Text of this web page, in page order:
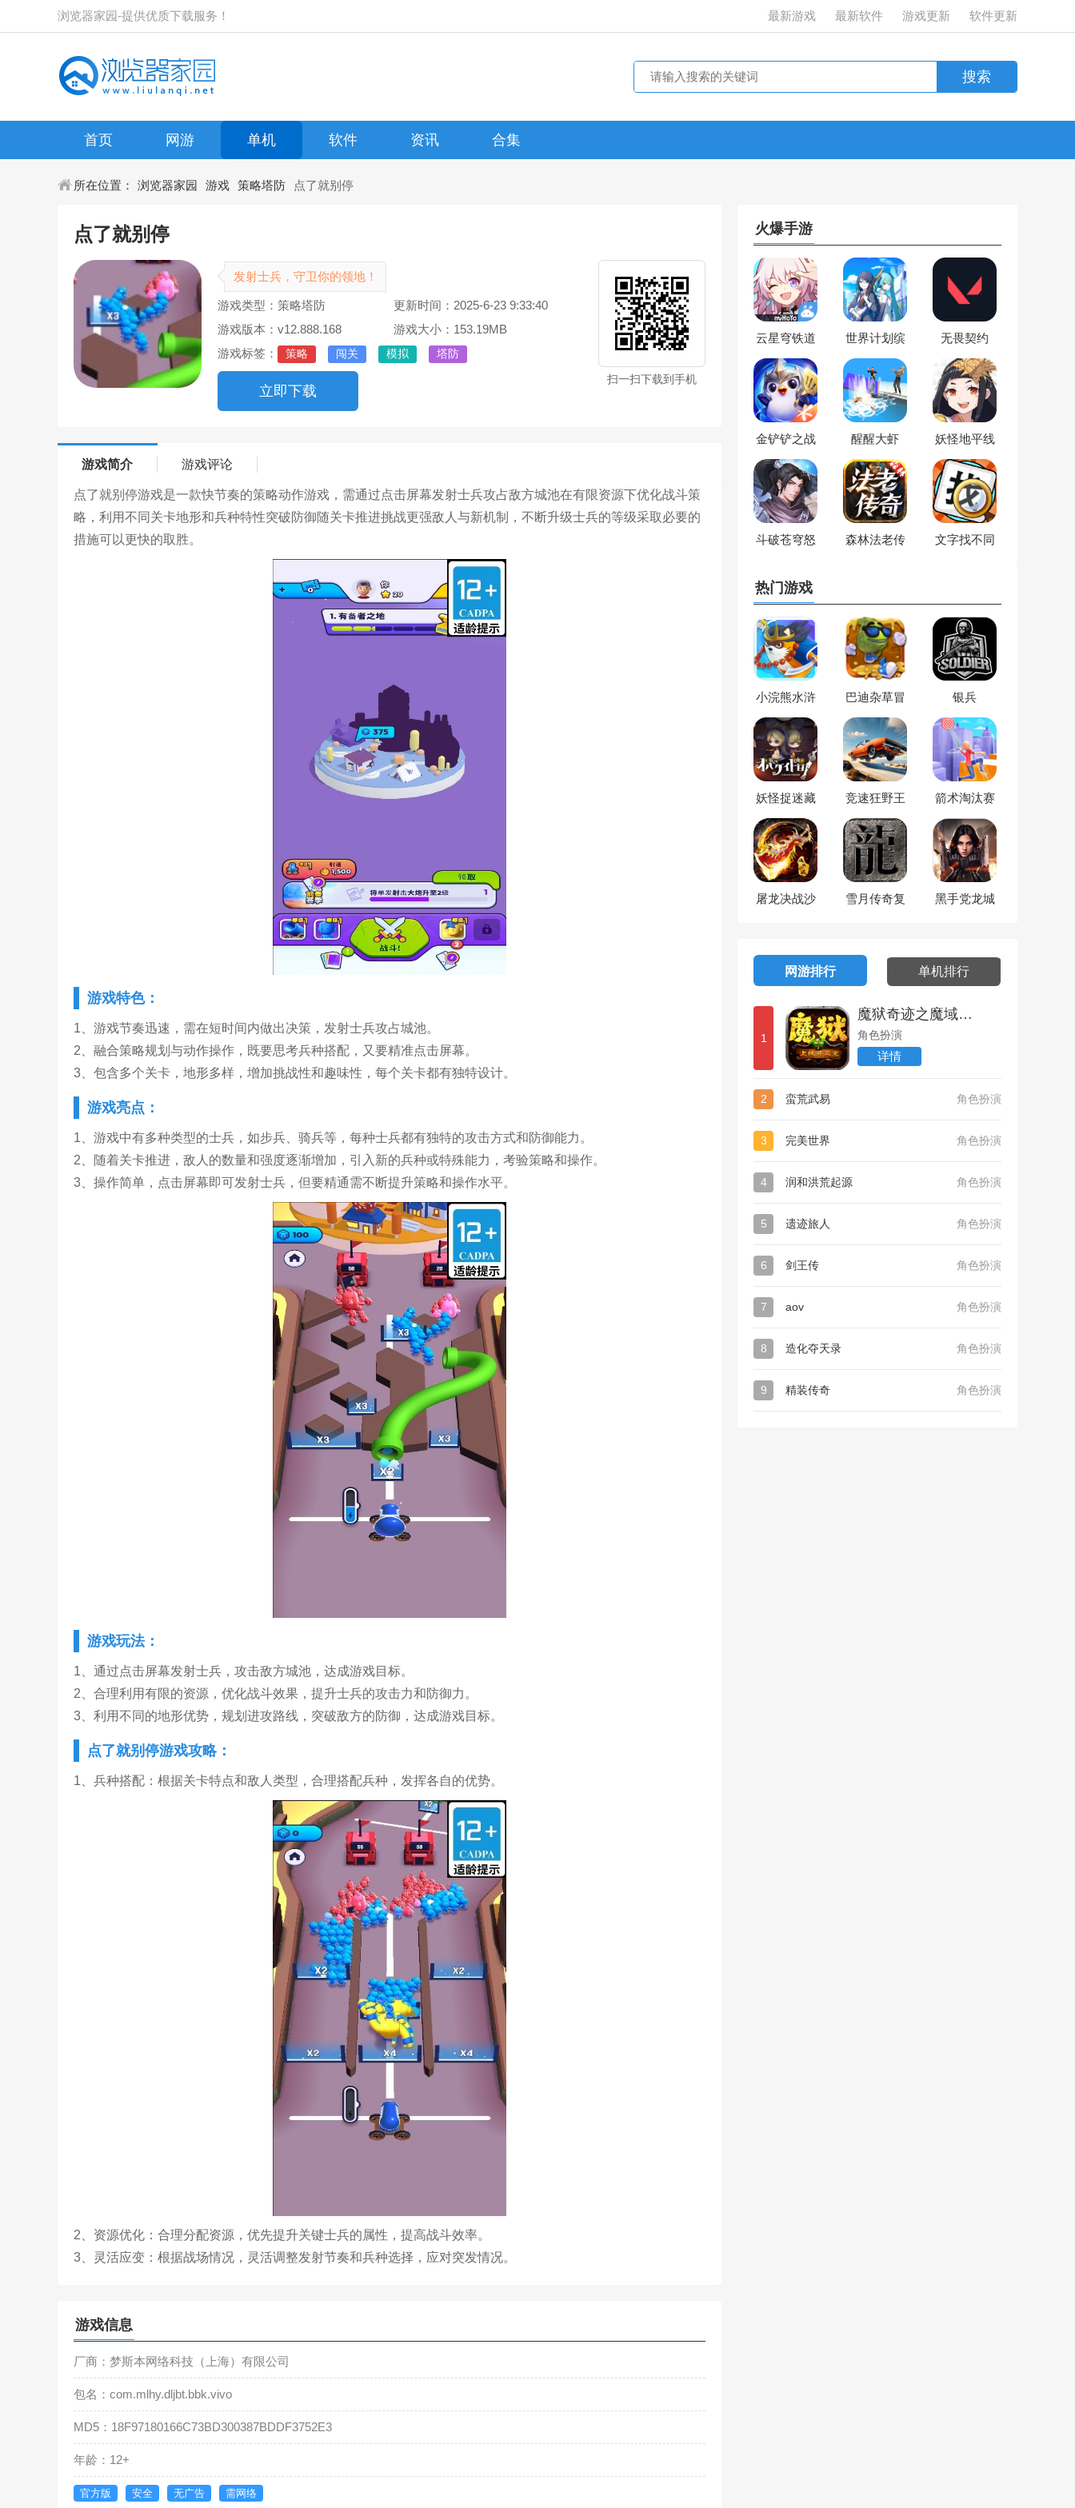
浏览器家园-提供优质下载服务！ 最新游戏 最新软件 游戏更新 软件更新
首页 网游 单机 软件 资讯 合集
所在位置： 浏览器家园 游戏 策略塔防 点了就别停
点了就别停
发射士兵，守卫你的领地！
游戏类型：策略塔防
更新时间：2025-6-23 9:33:40
游戏版本：v12.888.168
游戏大小：153.19MB
游戏标签：
策略 闯关 模拟 塔防
立即下载
扫一扫下载到手机
游戏简介 游戏评论
点了就别停游戏是一款快节奏的策略动作游戏，需通过点击屏幕发射士兵攻占敌方城池在有限资源下优化战斗策
略，利用不同关卡地形和兵种特性突破防御随关卡推进挑战更强敌人与新机制，不断升级士兵的等级采取必要的
措施可以更快的取胜。
游戏特色：
1、游戏节奏迅速，需在短时间内做出决策，发射士兵攻占城池。
2、融合策略规划与动作操作，既要思考兵种搭配，又要精准点击屏幕。
3、包含多个关卡，地形多样，增加挑战性和趣味性，每个关卡都有独特设计。
游戏亮点：
1、游戏中有多种类型的士兵，如步兵、骑兵等，每种士兵都有独特的攻击方式和防御能力。
2、随着关卡推进，敌人的数量和强度逐渐增加，引入新的兵种或特殊能力，考验策略和操作。
3、操作简单，点击屏幕即可发射士兵，但要精通需不断提升策略和操作水平。
游戏玩法：
1、通过点击屏幕发射士兵，攻击敌方城池，达成游戏目标。
2、合理利用有限的资源，优化战斗效果，提升士兵的攻击力和防御力。
3、利用不同的地形优势，规划进攻路线，突破敌方的防御，达成游戏目标。
点了就别停游戏攻略：
1、兵种搭配：根据关卡特点和敌人类型，合理搭配兵种，发挥各自的优势。
2、资源优化：合理分配资源，优先提升关键士兵的属性，提高战斗效率。
3、灵活应变：根据战场情况，灵活调整发射节奏和兵种选择，应对突发情况。
游戏信息
厂商：梦斯本网络科技（上海）有限公司
包名：com.mlhy.dljbt.bbk.vivo
MD5：18F97180166C73BD300387BDDF3752E3
年龄：12+
官方版 安全 无广告 需网络
火爆手游
云星穹铁道
世界计划缤
无畏契约
金铲铲之战 醒醒大虾 妖怪地平线
斗破苍穹怒
森林法老传
文字找不同
热门游戏
小浣熊水浒
巴迪杂草冒
银兵
妖怪捉迷藏
竞速狂野王
箭术淘汰赛
屠龙决战沙
雪月传奇复
黑手党龙城
网游排行 单机排行
1
魔狱奇迹之魔域回归
角色扮演
详情
2 蛮荒武易 角色扮演
3 完美世界 角色扮演
4 润和洪荒起源 角色扮演
5 遗迹旅人 角色扮演
6 剑王传 角色扮演
7 aov 角色扮演
8 造化夺天录 角色扮演
9 精装传奇 角色扮演